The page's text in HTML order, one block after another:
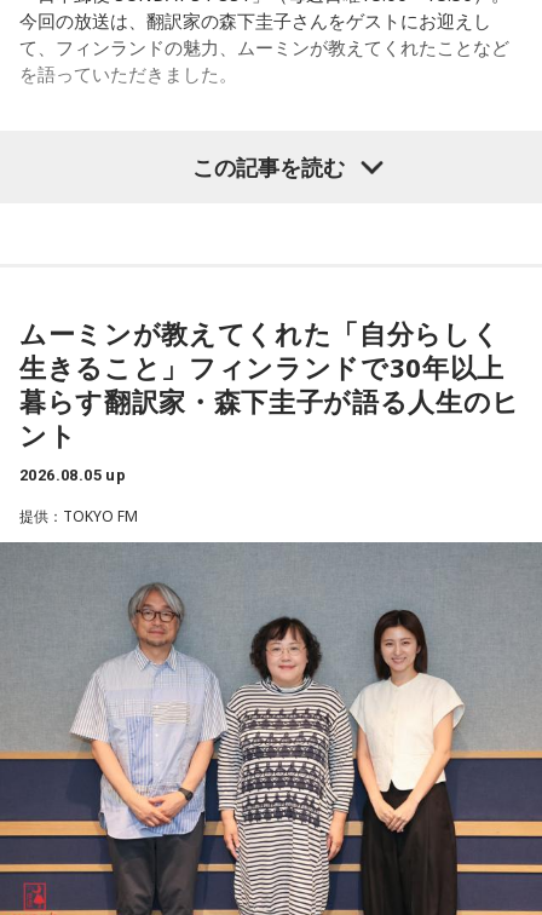
（左から）パーソナリティのきゃりーぱみゅぱみゅ、株式会
さらにはメルカリも愛用していることを明かします。
一方のゆとりくんも「メルカリディグが超好き」と笑いなが
ら語り、ヴィンテージロックTシャツは真贋判定をしてもらっ
て購入していることなど、こだわりを紹介しました。
た瞬間があった」と振り返り、そこからヴィンテージのバッ
グや時計に興味を持つようになったことも告白。「保育園の
ハマっちゃった」と笑いながら語り、現在はヴィンテージの
エルメスの時計を愛用していることも明かしました。
◆ゆとりくんの「HR」への熱い思い「復刊させたい」
番組後半の「Chapter #0 LIBRARY」では、ゲストが人生の背
中を押してくれた作品を紹介します。ゆとりくんが選んだの
は、ティーン向けファッション誌「HR」でした。「買収して
復刊させたい（笑）」と本気とも冗談とも取れる夢を語りま
す。きゃりーも「この前、代官山蔦屋で『FRUiTS』展をやっ
ていたから、『HR』もまた再燃してほしいですね」と共感。
プの1人みたいな感じでしたけど、きゃりーさんは表紙。ずっ
とスターでした」と語り、「同じ雑誌に出ていたってことで
すね」ときゃりーも笑顔を見せました。
在約30のブランドを展開し、全国に約60店舗を構えているこ
とを紹介。ストリートブランドだけでなく、パジャマやレデ
◆「会社は宇宙なんですよ」社長だからこそ見える景色
企業理念として掲げる「ハグレモノをツワモノに」につい
て、「まだ大人に見つかっていない若い才能を見つけてき
て、社会との接点をつくること」と説明。ストリートスナッ
プで将来スターになる若者を見つけ出すような感覚に近いと
当し、動画をバズらせるようになると商品企画へ、さらにブ
ランドプロデューサーへとステップアップしていく仕組みに
なっているそうです。きゃりーは「階段を上がっていくん
だ！」と感心しながら耳を傾けていました。
会社経営の魅力について尋ねられると、ゆとりくんは「会社
って脳みそなんで、宇宙なんですよ」と独特な表現で回答し
ます。「自分が想像したことは全部実現できる可能性があ
る」と語り、音楽のように声質とか身体的な制約がある表現
とは異なり、会社経営には発想次第でどこまでも挑戦できる
自由さがあると説明しました。
さらに、経営について特別に勉強した経験はほとんどないと
今回の放送は、翻訳家の森下圭子さんをゲストにお迎えし
て、フィンランドの魅力、ムーミンが教えてくれたことなど
を語っていただきました。
（左から）パーソナリティの小山薫堂、森下圭子さん、宇賀
森下圭子さんは、ムーミン研究をきっかけに1994年にフィン
ランドへ渡りました。大学時代に作品を読み返した際、「な
んて前衛的な文学なんだろう」と衝撃を受け、その背景にあ
る文化や社会を知りたいと思ったことが渡航のきっかけだっ
たと振り返ります。現在はヘルシンキを拠点に、翻訳や通
ンドの暮らしや文化を発信しています。
森下さんが初めてフィンランドを訪れた1994年は、深刻な経
率も世界トップクラスといわれていましたが、その後は大き
く改善し、現在では世界幸福度ランキングで上位を維持する
国として知られています。
その背景について森下さんは、「国や教育現場が“一人ひとり
の特性をどう活かしていくか”を重視していました」と説明し
ます。「1人の人材も無駄にはできない」という考え方のも
と、それぞれの個性や能力を社会全体で生かそうとする姿勢
が、大きな変化につながったと振り返りました。
フィンランドを訪れたことがある宇賀は、図書館や教会の印
象深さにも触れます。森下さんは、図書館では椅子を自由に
この記事を読む
ムーミンが教えてくれた「自分らしく
生きること」フィンランドで30年以上
暮らす翻訳家・森下圭子が語る人生のヒ
ント
2026.08.05 up
提供：TOKYO FM